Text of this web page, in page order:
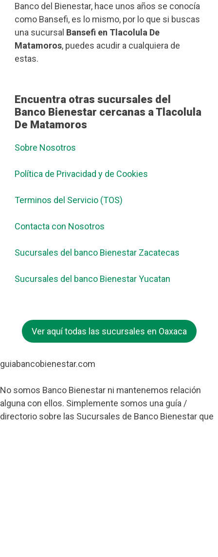
Banco del Bienestar, hace unos años se conocía
como Bansefi, es lo mismo, por lo que si buscas
una sucursal Bansefi en Tlacolula De
Matamoros, puedes acudir a cualquiera de
estas.
Encuentra otras sucursales del
Banco Bienestar cercanas a Tlacolula
De Matamoros
Sobre Nosotros
Política de Privacidad y de Cookies
Terminos del Servicio (TOS)
Contacta con Nosotros
Sucursales del banco Bienestar Zacatecas
Sucursales del banco Bienestar Yucatan
Ver aquí todas las sucursales en Oaxaca
guiabancobienestar.com
No somos Banco Bienestar ni mantenemos relación
alguna con ellos. Simplemente somos una guía /
directorio sobre las Sucursales de Banco Bienestar que